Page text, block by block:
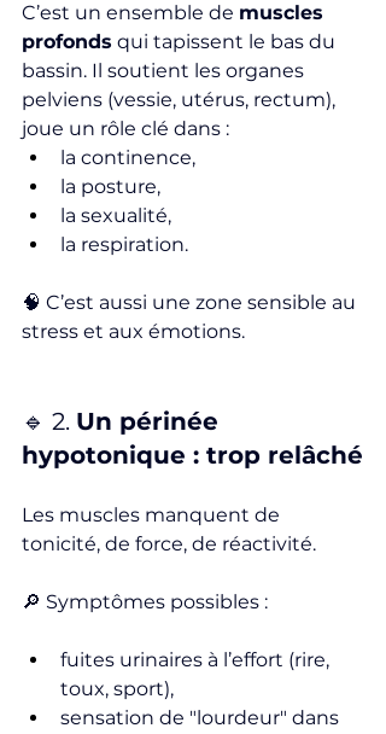
C’est un ensemble de muscles
profonds qui tapissent le bas du
bassin. Il soutient les organes
pelviens (vessie, utérus, rectum),
joue un rôle clé dans :
la continence,
la posture,
la sexualité,
la respiration.
🧠 C’est aussi une zone sensible au
stress et aux émotions.
🔹 2. Un périnée
hypotonique : trop relâché
Les muscles manquent de
tonicité, de force, de réactivité.
🔎 Symptômes possibles :
fuites urinaires à l’effort (rire,
toux, sport),
sensation de "lourdeur" dans